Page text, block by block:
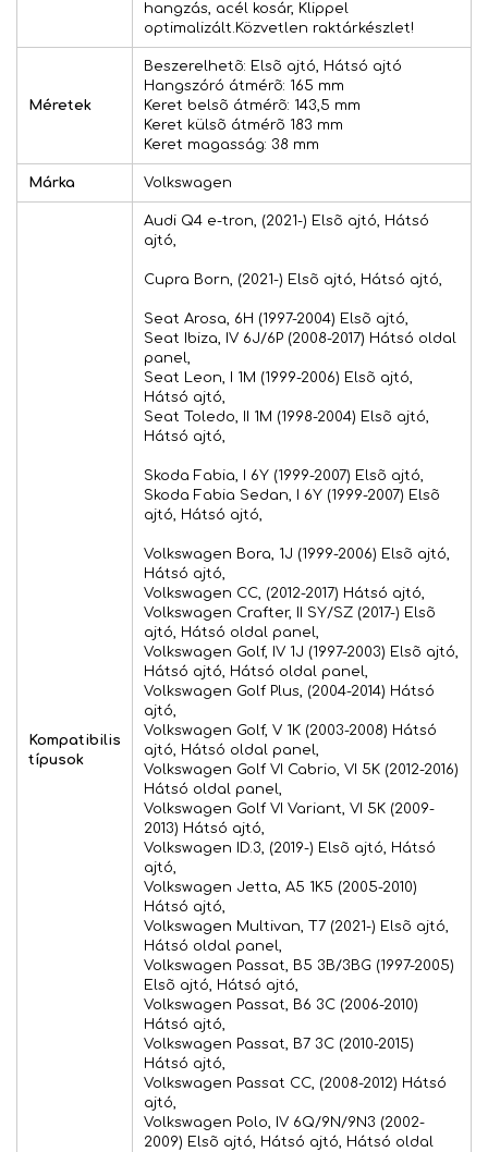
hangzás, acél kosár, Klippel
optimalizált.Közvetlen raktárkészlet!
Méretek
Beszerelhetõ: Elsõ ajtó, Hátsó ajtó
Hangszóró átmérõ: 165 mm
Keret belsõ átmérõ: 143,5 mm
Keret külsõ átmérõ 183 mm
Keret magasság: 38 mm
Márka Volkswagen
Kompatibilis
típusok
Audi Q4 e-tron, (2021-) Elsõ ajtó, Hátsó
ajtó,
Cupra Born, (2021-) Elsõ ajtó, Hátsó ajtó,
Seat Arosa, 6H (1997-2004) Elsõ ajtó,
Seat Ibiza, IV 6J/6P (2008-2017) Hátsó oldal
panel,
Seat Leon, I 1M (1999-2006) Elsõ ajtó,
Hátsó ajtó,
Seat Toledo, II 1M (1998-2004) Elsõ ajtó,
Hátsó ajtó,
Skoda Fabia, I 6Y (1999-2007) Elsõ ajtó,
Skoda Fabia Sedan, I 6Y (1999-2007) Elsõ
ajtó, Hátsó ajtó,
Volkswagen Bora, 1J (1999-2006) Elsõ ajtó,
Hátsó ajtó,
Volkswagen CC, (2012-2017) Hátsó ajtó,
Volkswagen Crafter, II SY/SZ (2017-) Elsõ
ajtó, Hátsó oldal panel,
Volkswagen Golf, IV 1J (1997-2003) Elsõ ajtó,
Hátsó ajtó, Hátsó oldal panel,
Volkswagen Golf Plus, (2004-2014) Hátsó
ajtó,
Volkswagen Golf, V 1K (2003-2008) Hátsó
ajtó, Hátsó oldal panel,
Volkswagen Golf VI Cabrio, VI 5K (2012-2016)
Hátsó oldal panel,
Volkswagen Golf VI Variant, VI 5K (2009-
2013) Hátsó ajtó,
Volkswagen ID.3, (2019-) Elsõ ajtó, Hátsó
ajtó,
Volkswagen Jetta, A5 1K5 (2005-2010)
Hátsó ajtó,
Volkswagen Multivan, T7 (2021-) Elsõ ajtó,
Hátsó oldal panel,
Volkswagen Passat, B5 3B/3BG (1997-2005)
Elsõ ajtó, Hátsó ajtó,
Volkswagen Passat, B6 3C (2006-2010)
Hátsó ajtó,
Volkswagen Passat, B7 3C (2010-2015)
Hátsó ajtó,
Volkswagen Passat CC, (2008-2012) Hátsó
ajtó,
Volkswagen Polo, IV 6Q/9N/9N3 (2002-
2009) Elsõ ajtó, Hátsó ajtó, Hátsó oldal